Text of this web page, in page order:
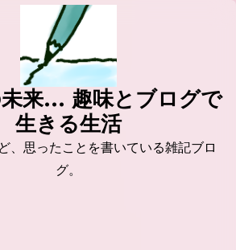
来... 趣味とブログで
生きる生活
、思ったことを書いている雑記ブロ
グ。